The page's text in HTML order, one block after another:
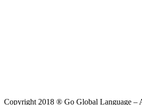
Copyright 2018 ® Go Global Language –